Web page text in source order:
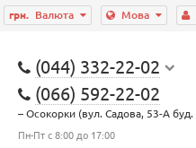
Мова
грн. Валюта
(044) 332-22-02
(066) 592-22-02
– Осокорки (вул. Садова, 53-А буд.
Пн-Пт с 8:00 до 17:00